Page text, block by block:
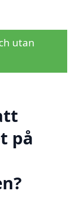
utan
på